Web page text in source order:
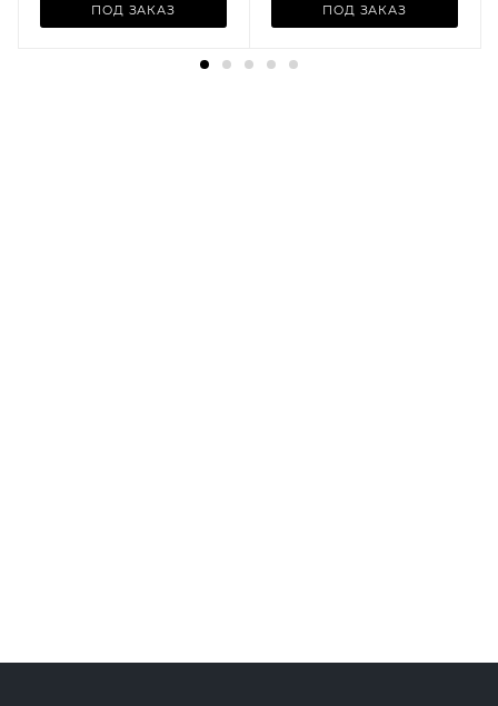
ПОД ЗАКАЗ ПОД ЗАКАЗ